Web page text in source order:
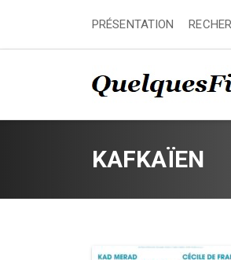
PRÉSENTATION
KAFKAÏEN